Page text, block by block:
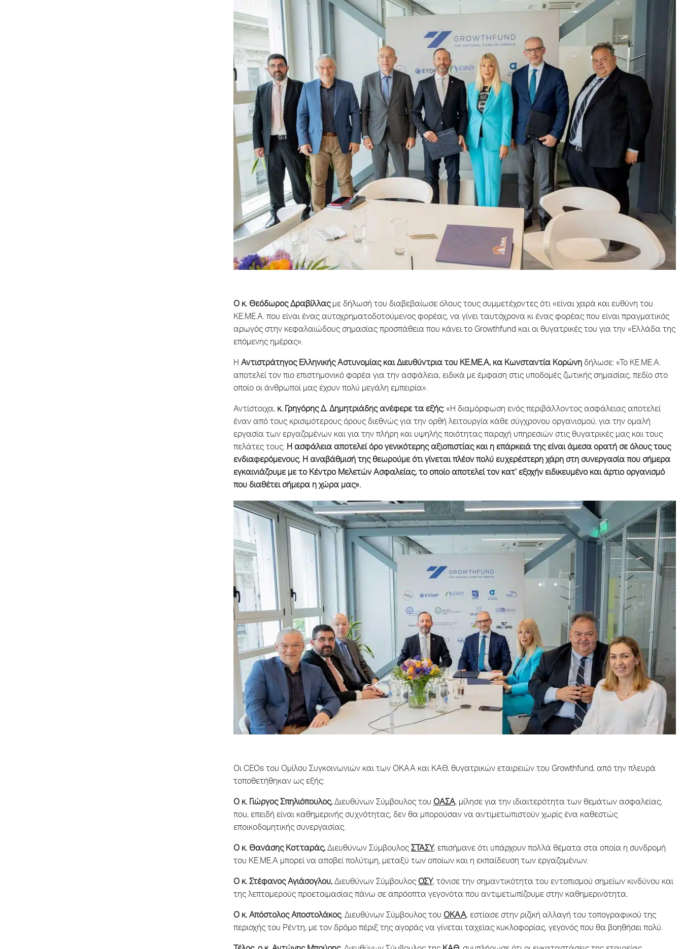
Ο κ. Θεόδωρος Δραβίλλας με δήλωσή του διαβεβαίωσε όλους τους συμμετέχοντες ότι «είναι χαρά και ευθύνη του
ΚΕ.ΜΕ.Α. που είναι ένας αυτοχρηματοδοτούμενος φορέας, να γίνει ταυτόχρονα κι ένας φορέας που είναι πραγματικός
αρωγός στην κεφαλαιώδους σημασίας προσπάθεια που κάνει το Growthfund και οι θυγατρικές του για την «Ελλάδα της
επόμενης ημέρας».
Η Αντιστράτηγος Ελληνικής Αστυνομίας και Διευθύντρια του ΚΕ.ΜΕ.Α, κα Κωνσταντία Κορώνη δήλωσε: «Το ΚΕ.ΜΕ.Α.
αποτελεί τον πιο επιστημονικό φορέα για την ασφάλεια, ειδικά με έμφαση στις υποδομές ζωτικής σημασίας, πεδίο στο
οποίο οι άνθρωποί μας έχουν πολύ μεγάλη εμπειρία».
Αντίστοιχα, κ. Γρηγόρης Δ. Δημητριάδης ανέφερε τα εξής: «Η διαμόρφωση ενός περιβάλλοντος ασφάλειας αποτελεί
έναν από τους κρισιμότερους όρους διεθνώς για την ορθή λειτουργία κάθε σύγχρονου οργανισμού, για την ομαλή
εργασία των εργαζομένων και για την πλήρη και υψηλής ποιότητας παροχή υπηρεσιών στις θυγατρικές μας και τους
πελάτες τους. Η ασφάλεια αποτελεί όρο γενικότερης αξιοπιστίας και η επάρκειά της είναι άμεσα ορατή σε όλους τους
ενδιαφερόμενους. Η αναβάθμισή της θεωρούμε ότι γίνεται πλέον πολύ ευχερέστερη χάρη στη συνεργασία που σήμερα
εγκαινιάζουμε με το Κέντρο Μελετών Ασφαλείας, το οποίο αποτελεί τον κατ’ εξοχήν ειδικευμένο και άρτιο οργανισμό
που διαθέτει σήμερα η χώρα μας».
Οι CEOs του Ομίλου Συγκοινωνιών και των ΟΚΑΑ και ΚΑΘ, θυγατρικών εταιρειών του Growthfund, από την πλευρά
τοποθετήθηκαν ως εξής:
Ο κ. Γιώργος Σπηλιόπουλος, Διευθύνων Σύμβουλος του ΟΑΣΑ, μίλησε για την ιδιαιτερότητα των θεμάτων ασφαλείας,
που, επειδή είναι καθημερινής συχνότητας, δεν θα μπορούσαν να αντιμετωπιστούν χωρίς ένα καθεστώς
εποικοδομητικής συνεργασίας.
Ο κ. Θανάσης Κοτταράς, Διευθύνων Σύμβουλος ΣΤΑΣΥ, επισήμανε ότι υπάρχουν πολλά θέματα στα οποία η συνδρομή
του ΚΕ.ΜΕ.Α μπορεί να αποβεί πολύτιμη, μεταξύ των οποίων και η εκπαίδευση των εργαζομένων.
Ο κ. Στέφανος Αγιάσογλου, Διευθύνων Σύμβουλος ΟΣΥ, τόνισε την σημαντικότητα του εντοπισμού σημείων κινδύνου και
της λεπτομερούς προετοιμασίας πάνω σε απρόοπτα γεγονότα που αντιμετωπίζουμε στην καθημερινότητα.
Ο κ. Απόστολος Αποστολάκος, Διευθύνων Σύμβουλος του ΟΚΑΑ, εστίασε στην ριζική αλλαγή του τοπογραφικού της
περιοχής του Ρέντη, με τον δρόμο πέριξ της αγοράς να γίνεται ταχείας κυκλοφορίας, γεγονός που θα βοηθήσει πολύ.